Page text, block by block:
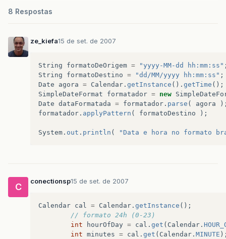
8 Respostas
ze_kiefa15 de set. de 2007
String formatoDeOrigem = "yyyy-MM-dd hh:mm:ss"
String
formatoDestino = "dd/MM/yyyy hh:mm:ss" ;
Date
agora = Calendar . getInstance (). getTime ();
SimpleDateFormat
formatador = new
Date dataFormatada = formatador . parse ( agora
formatador . applyPattern ( formatoDestino );
System . out . println ( "Data e hora no formato
C
conectionsp15 de set. de 2007
Calendar cal = Calendar . getInstance ();
// formato 24h (0-23)
int
hourOfDay = cal . get ( Calendar .
int minutes = cal . get ( Calendar . MINUTE